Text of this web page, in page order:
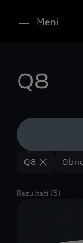
Meni
Q8
Q8
Rezultati (5)